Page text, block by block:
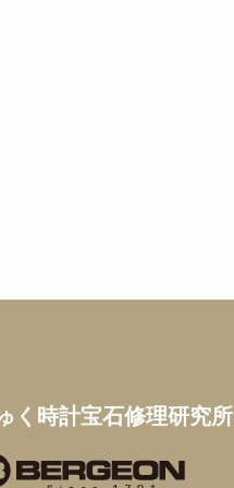
く時計宝石修理研究所